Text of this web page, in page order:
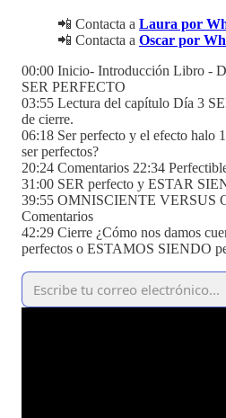
📲 Contacta a Laura por
📲 Contacta a Oscar por
00:00 Inicio- Introducción Libro -
SER PERFECTO
03:55 Lectura del capítulo Día 3
de cierre.
06:18 Ser perfecto y el efecto halo
ser perfectos?
20:24 Comentarios 22:34
31:00 SER perfecto y ESTAR
39:55 OMNISCIENTE VERSUS
Comentarios
42:29 Cierre ¿Cómo nos damos
perfectos o ESTAMOS SIENDO